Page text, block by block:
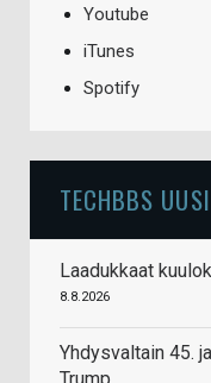
Youtube
iTunes
Spotify
TECHBBS
Laadukkaat
8.8.2026
Yhdysvaltain 45.